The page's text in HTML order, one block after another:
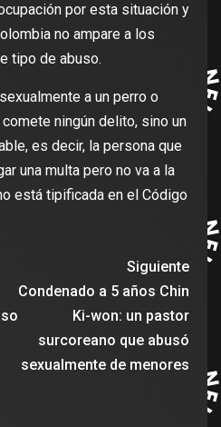
por esta situación y
no ampare a los
tipo de abuso.
a un perro o
ningún delito, sino un
es decir, la persona que
una multa pero no va a la
está tipificada en el Código
Siguiente
Condenado a 5 años Chin
Ki-won: un pastor
surcoreano que abusó
sexualmente de menores